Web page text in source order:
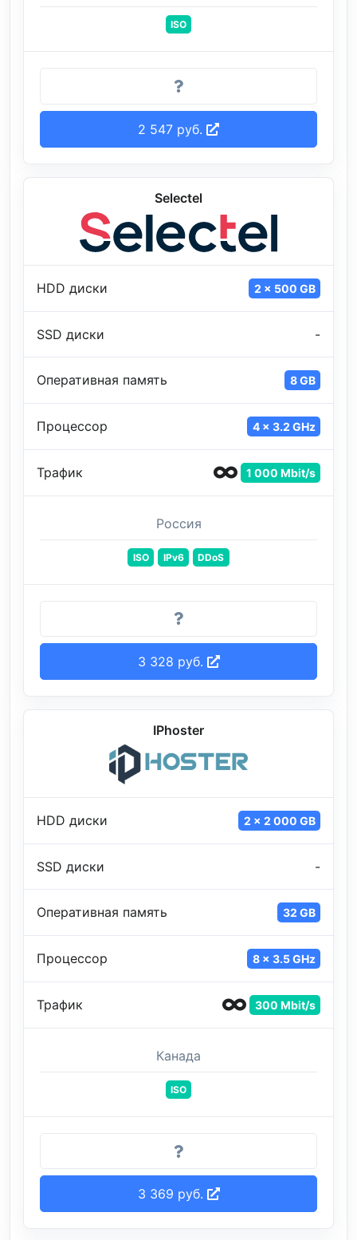
ISO
2 547 руб.
Selectel
HDD диски 2 x 500 GB
SSD диски -
Оперативная память 8 GB
Процессор 4 x 3.2 GHz
Трафик 1 000 Mbit/s
Россия
ISO IPv6 DDoS
3 328 руб.
IPhoster
HDD диски 2 x 2 000 GB
SSD диски -
Оперативная память 32 GB
Процессор 8 x 3.5 GHz
Трафик 300 Mbit/s
Канада
ISO
3 369 руб.